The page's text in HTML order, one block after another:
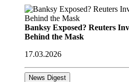
Banksy Exposed? Reuters
Behind the Mask
17.03.2026
News Digest